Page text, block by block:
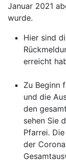
Januar 2021
wurde.
Hier sind
erreicht
Zu Beginn
und die
den
sehen Sie
Pfarrei.
der